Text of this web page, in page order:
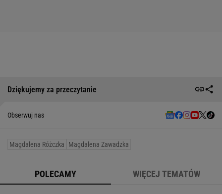
Dziękujemy za przeczytanie
Obserwuj nas
Magdalena Różczka Magdalena Zawadzka
POLECAMY WIĘCEJ TEMATÓW